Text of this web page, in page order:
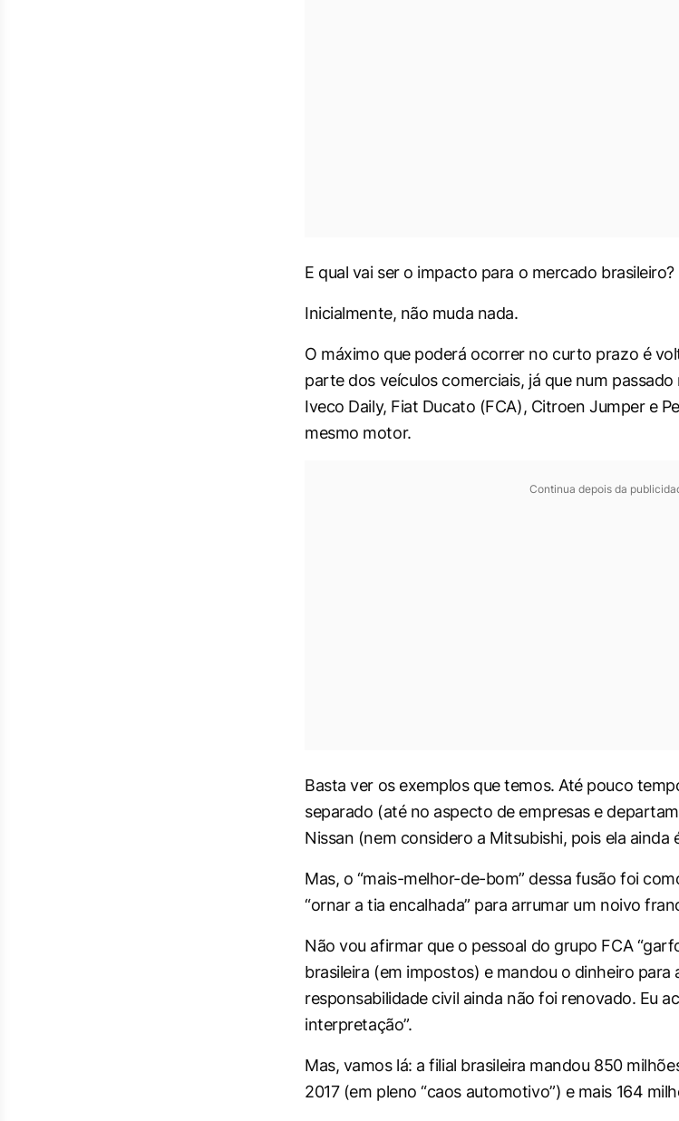
E qual vai ser o impacto para o mercado brasileiro?
Inicialmente, não muda nada.
O máximo que poderá ocorrer no curto prazo é
parte dos veículos comerciais, já que num
Iveco Daily, Fiat Ducato (FCA), Citroen Jumper e
mesmo motor.
Continua depois da
Basta ver os exemplos que temos. Até pouco
separado (até no aspecto de empresas e
Nissan (nem considero a Mitsubishi, pois ela ainda
Mas, o “mais-melhor-de-bom” dessa fusão foi
“ornar a tia encalhada” para arrumar um noivo
Não vou afirmar que o pessoal do grupo FCA
brasileira (em impostos) e mandou o dinheiro
responsabilidade civil ainda não foi renovado. Eu
interpretação”.
Mas, vamos lá: a filial brasileira mandou 850
2017 (em pleno “caos automotivo”) e mais 164